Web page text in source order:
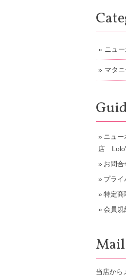
ニュ
マタ
ニュ
店
お問合
プライ
特定商
会員規
Mail
当店から